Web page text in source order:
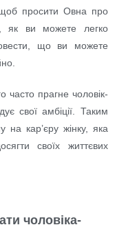
щоб просити Овна про
як ви можете легко
що ви можете
часто прагне чоловік-
свої амбіції. Таким
на кар’єру жінку, яка
своїх життєвих
чоловіка-